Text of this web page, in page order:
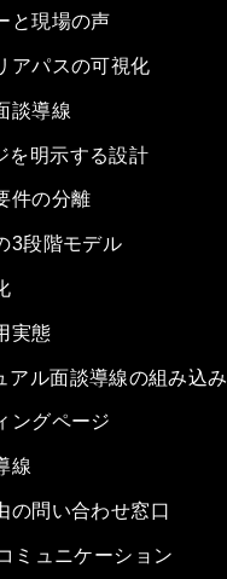
と現場の声
アパスの可視化
談導線
を明示する設計
件の分離
3段階モデル
実態
アル面談導線の組み込み
ングページ
線
の問い合わせ窓口
ミュニケーション